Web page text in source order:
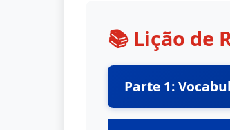
📚 Lição de
Parte 1: